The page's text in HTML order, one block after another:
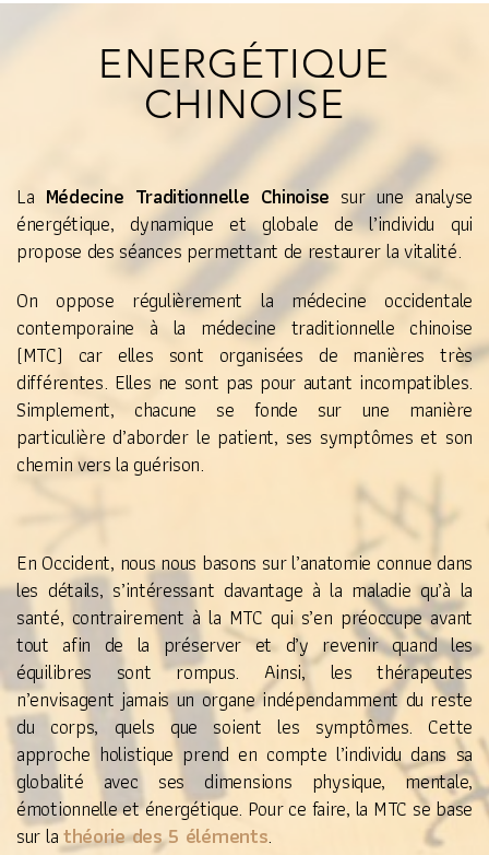
ENERGÉTIQUE
CHINOISE
La Médecine Traditionnelle Chinoise sur une analyse
énergétique, dynamique et globale de l’individu qui
propose des séances permettant de restaurer la vitalité.
On oppose régulièrement la médecine occidentale
contemporaine à la médecine traditionnelle chinoise
(MTC) car elles sont organisées de manières très
différentes. Elles ne sont pas pour autant incompatibles.
Simplement, chacune se fonde sur une manière
particulière d’aborder le patient, ses symptômes et son
chemin vers la guérison.
En Occident, nous nous basons sur l’anatomie connue dans
les détails, s’intéressant davantage à la maladie qu’à la
santé, contrairement à la MTC qui s’en préoccupe avant
tout afin de la préserver et d’y revenir quand les
équilibres sont rompus. Ainsi, les thérapeutes
n’envisagent jamais un organe indépendamment du reste
du corps, quels que soient les symptômes. Cette
approche holistique prend en compte l’individu dans sa
globalité avec ses dimensions physique, mentale,
émotionnelle et énergétique. Pour ce faire, la MTC se base
sur lathéorie des 5 éléments.